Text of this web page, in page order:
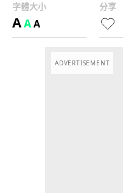
字體大小
AAA
分享
ADVERTISEMENT